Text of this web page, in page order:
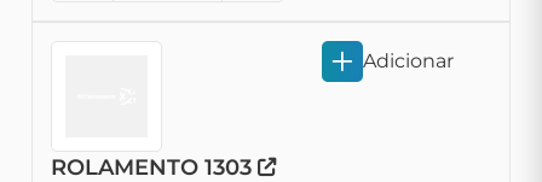
ROLAMENTO 1303
Adicionar